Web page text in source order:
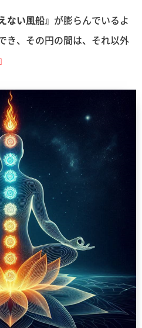
ない風船』 が膨らんでいるよ
き、その円の間は、それ以外